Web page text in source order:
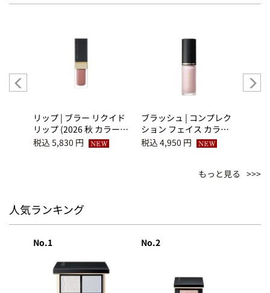
リップ | ブラー リクイド
リップ (2026 秋 カラーコ
レクション) 03 薔薇霞 -
税込 5,830 円
ブラッシュ | コンプレク
ション フェイス カラー
(2026 秋 カラーコレクシ
税込 4,950 円
もっと見る
人気ランキング
No.1 No.2